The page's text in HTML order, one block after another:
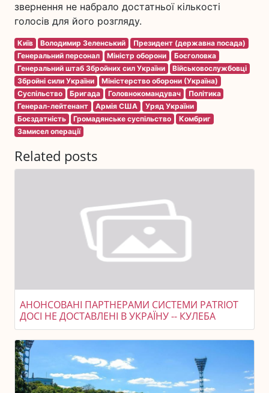
звернення не набрало достатньої кількості
голосів для його розгляду.
Київ Володимир Зеленський
Президент (державна посада)
Генеральний персонал
Міністр оборони
Боєголовка
Генеральний штаб Збройних сил України
Військовослужбовці
Збройні сили України
Міністерство оборони (Україна)
Суспільство
Бригада Головнокомандувач
Політика
Генерал-лейтенант
Армія США
Уряд України
Боєздатність
Громадянське суспільство
Комбриг
Замисел операції
Related posts
АНОНСОВАНІ ПАРТНЕРАМИ СИСТЕМИ PATRIOT
ДОСІ НЕ ДОСТАВЛЕНІ В УКРАЇНУ -- КУЛЕБА